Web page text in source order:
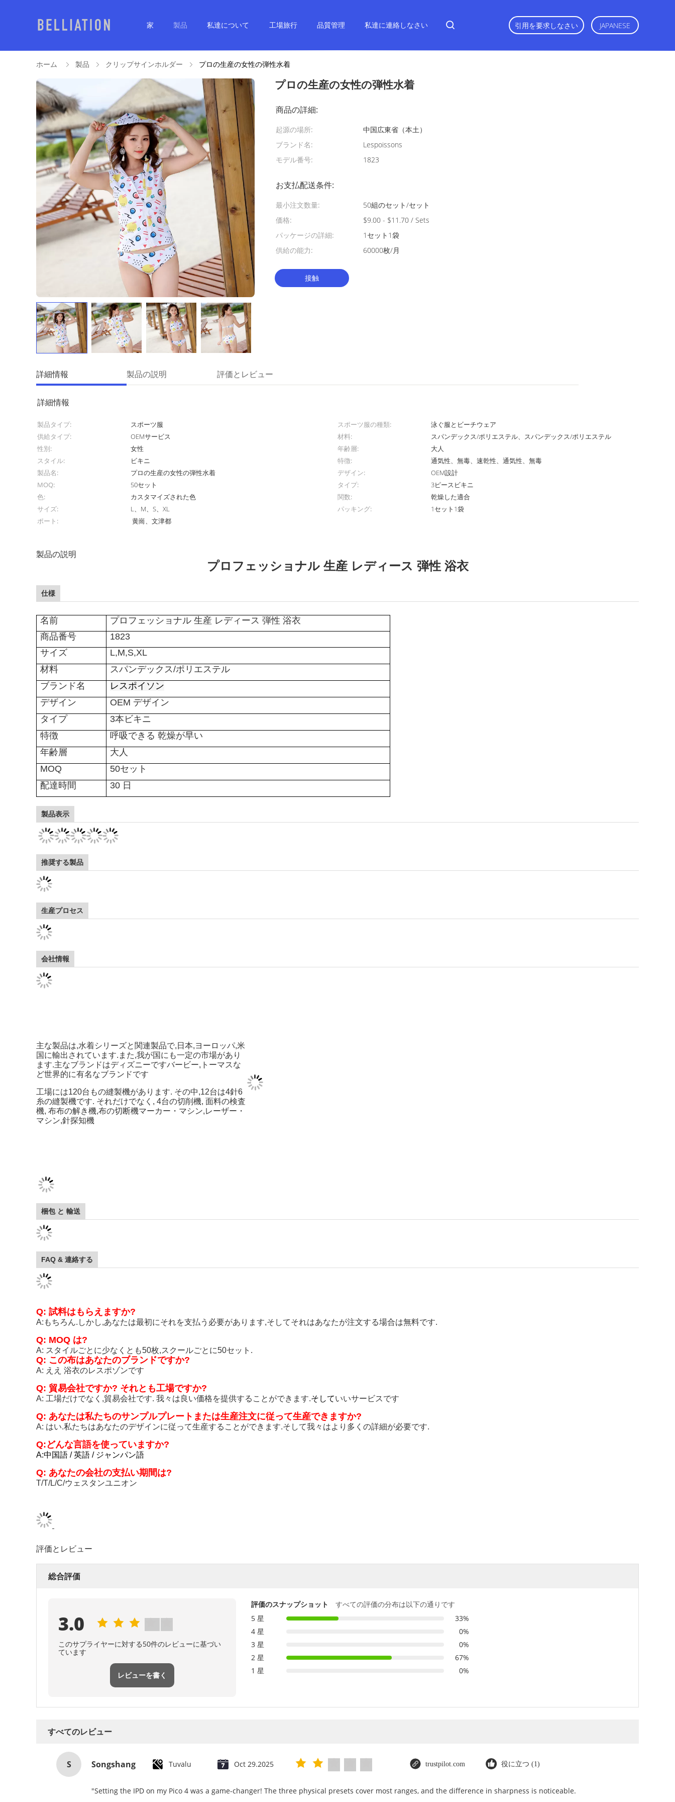
家 製品 私達について 工場旅行 品質管理 私達に連絡しなさい 引用を要求しなさい JAPANESE
ホーム 製品 クリップサインホルダー プロの生産の女性の弾性水着
プロの生産の女性の弾性水着
商品の詳細:
起源の場所:
中国広東省（本土）
ブランド名:
Lespoissons
モデル番号:
1823
お支払配送条件:
最小注文数量:
50組のセット/セット
価格:
$9.00 - $11.70 / Sets
パッケージの詳細:
1セット1袋
供給の能力:
60000枚/月
接触
詳細情報 製品の説明 評価とレビュー
詳細情報
製品タイプ: スポーツ服 スポーツ服の種類:
泳ぐ服とビーチウェア
供給タイプ:
OEMサービス 材料:
スパンデックス/ポリエステル、スパンデックス/ポリエステル
性別:
女性 年齢層:
大人
スタイル:
ビキニ 特徴:
通気性、無毒、速乾性、通気性、無毒
製品名:
プロの生産の女性の弾性水着 デザイン:
OEM設計
MOQ:
50セット タイプ:
3ピースビキニ
色:
カスタマイズされた色 関数:
乾燥した適合
サイズ:
L、M、S、XL パッキング:
1セット1袋
ポート:
黄崗、文津都
製品の説明
プロフェッショナル 生産 レディース 弾性 浴衣
仕様
名前
プロフェッショナル 生産 レディース 弾性 浴衣
商品番号
1823
サイズ
L,M,S,XL
材料
スパンデックス/ポリエステル
ブランド名
レスポイソン
デザイン
OEM デザイン
タイプ
3本ビキニ
特徴
呼吸できる 乾燥が早い
年齢層
大人
MOQ
50セット
配達時間
30 日
製品表示
推奨する製品
生産プロセス
会社情報
主な製品は,水着シリーズと関連製品で,日本,ヨーロッパ,米
国に輸出されています.また,我が国にも一定の市場があり
ます.主なブランドはディズニーですバービー,トーマスな
ど世界的に有名なブランドです
工場には120台もの縫製機があります. その中,12台は4針6
糸の縫製機です. それだけでなく, 4台の切削機, 面料の検査
機, 布布の解き機,布の切断機マーカー・マシン,レーザー・
マシン,針探知機
梱包 と 輸送
FAQ & 連絡する
Q: 試料はもらえますか?
A:もちろん.しかし,あなたは最初にそれを支払う必要があります,そしてそれはあなたが注文する場合は無料です.
Q: MOQ は?
A: スタイルごとに少なくとも50枚,スクールごとに50セット.
Q: この布はあなたのブランドですか?
A: ええ 浴衣のレスポゾンです
Q: 貿易会社ですか? それとも工場ですか?
A: 工場だけでなく,貿易会社です. 我々は良い価格を提供することができます.そしていいサービスです
Q: あなたは私たちのサンプルプレートまたは生産注文に従って生産できますか?
A: はい.私たちはあなたのデザインに従って生産することができます.そして我々はより多くの詳細が必要です.
Q:どんな言語を使っていますか?
A:中国語 / 英語 / ジャンパン語
Q: あなたの会社の支払い期間は?
T/T/L/C/ウェスタンユニオン
評価とレビュー
総合評価
3.0
このサプライヤーに対する50件のレビューに基づい
ています
レビューを書く
評価のスナップショット
すべての評価の分布は以下の通りです
5 星
33%
4 星
0%
3 星
0%
2 星
67%
1 星
0%
すべてのレビュー
S Songshang Tuvalu Oct 29.2025 trustpilot.com 役に立つ (1)
"Setting the IPD on my Pico 4 was a game-changer! The three physical presets cover most ranges, and the difference in sharpness is noticeable.